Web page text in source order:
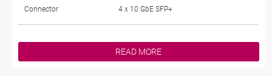
Connector 4 x 10 GbE SFP+
READ MORE